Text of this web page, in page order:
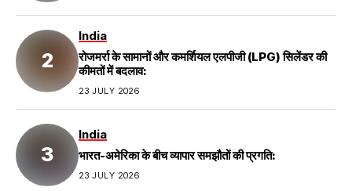
India
रोजमर्रा के सामानों और कमर्शियल एलपीजी (LPG) सिलेंडर की
कीमतों में बदलाव:
23 JULY 2026
India
भारत-अमेरिका के बीच व्यापार समझौतों की प्रगति:
23 JULY 2026